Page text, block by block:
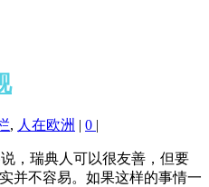
, 人在欧洲 | 0 |
说，瑞典人可以很友善，但要
并不容易。如果这样的事情一